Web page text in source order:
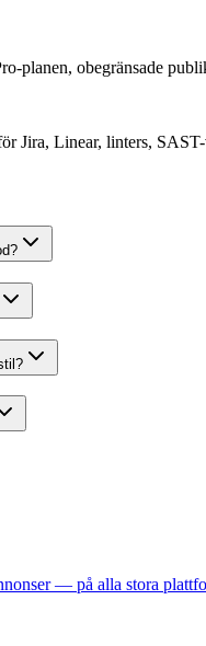
planen, obegränsade
Jira, Linear, linters,
— på alla stora